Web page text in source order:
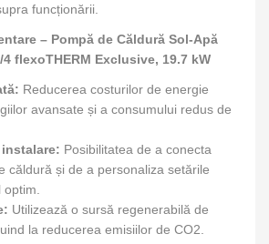
funcționării.
– Pompă de Căldură Sol-Apă
4 flexoTHERM Exclusive, 19.7 kW
Reducerea costurilor de energie
avansate și a consumului redus de
Posibilitatea de a conecta
căldură și de a personaliza setările
Utilizează o sursă regenerabilă de
la reducerea emisiilor de CO2.